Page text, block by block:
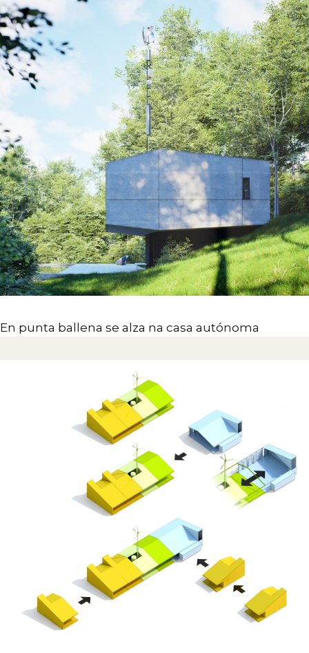
En punta ballena se alza na casa autónoma